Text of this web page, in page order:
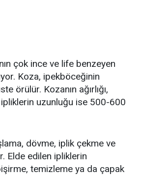
çok ince ve life benzeyen
Koza, ipekböceğinin
örülür. Kozanın ağırlığı,
uzunluğu ise 500-600
dövme, iplik çekme ve
Elde edilen ipliklerin
temizleme ya da çapak